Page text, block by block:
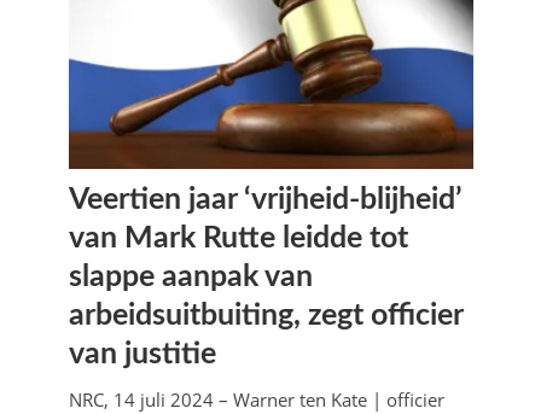
Veertien jaar ‘vrijheid-blijheid’
van Mark Rutte leidde tot
slappe aanpak van
arbeidsuitbuiting, zegt officier
van justitie
NRC, 14 juli 2024 – Warner ten Kate | officier